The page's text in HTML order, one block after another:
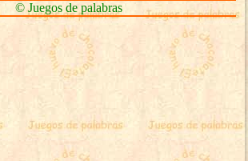
© Juegos de palabras